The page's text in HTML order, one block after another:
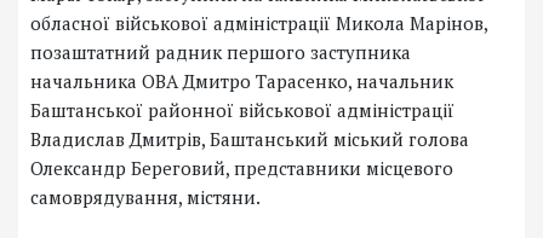
обласної військової адміністрації Микола Марінов,
позаштатний радник першого заступника
начальника ОВА Дмитро Тарасенко, начальник
Баштанської районної військової адміністрації
Владислав Дмитрів, Баштанський міський голова
Олександр Береговий, представники місцевого
самоврядування, містяни.